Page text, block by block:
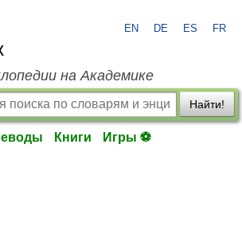
EN DE ES FR
на Академике
Найти!
Книги Игры ⚽